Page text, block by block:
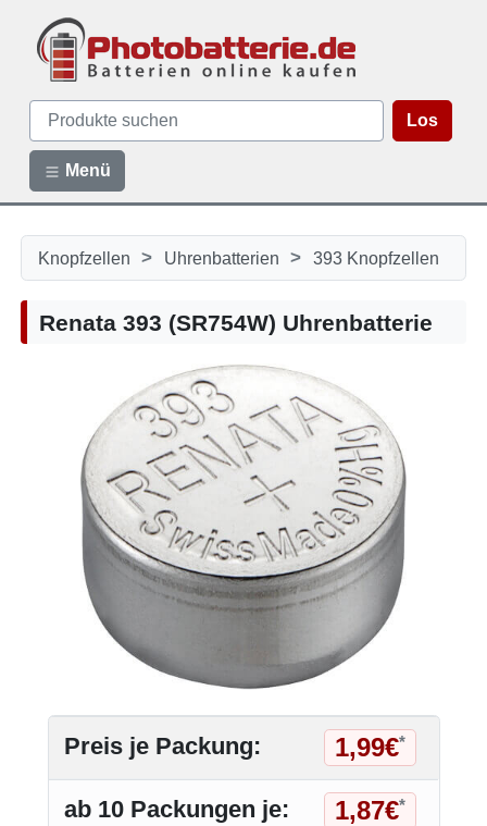
Los
Menü
Knopfzellen > Uhrenbatterien > 393 Knopfzellen
Renata 393 (SR754W) Uhrenbatterie
Preis je Packung: 1,99€*
ab 10 Packungen je: 1,87€*